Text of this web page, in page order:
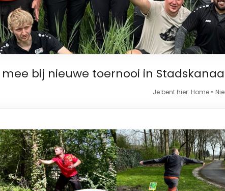
bij nieuwe toernooi in
Je bent hier: Home »